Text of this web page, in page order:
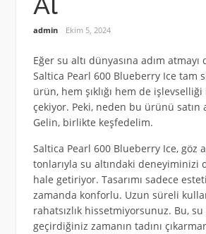
admin Ekim 5, 2024
Eğer su altı dünyasına adım atmayı
Saltica Pearl 600 Blueberry Ice tam
ürün, hem şıklığı hem de
çekiyor. Peki, neden bu ürünü satın
Gelin, birlikte keşfedelim.
Saltica Pearl 600 Blueberry Ice, göz
tonlarıyla su altındaki deneyiminizi
hale getiriyor. Tasarımı sadece
zamanda konforlu. Uzun süreli
rahatsızlık hissetmiyorsunuz. Bu, su
geçirdiğiniz zamanın tadını